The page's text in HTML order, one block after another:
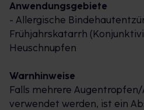
unerwünschten Symptomen
bedingten
Verwender/innen bewerten
super Soforthilfe.*
*Produkttest mit 134
Johnson GmbH 2015
Anwendungsgebiete
- Allergische
Frühjahrskatarrh
Heuschnupfen
Warnhinweise
Falls mehrere
verwendet werden, ist ein